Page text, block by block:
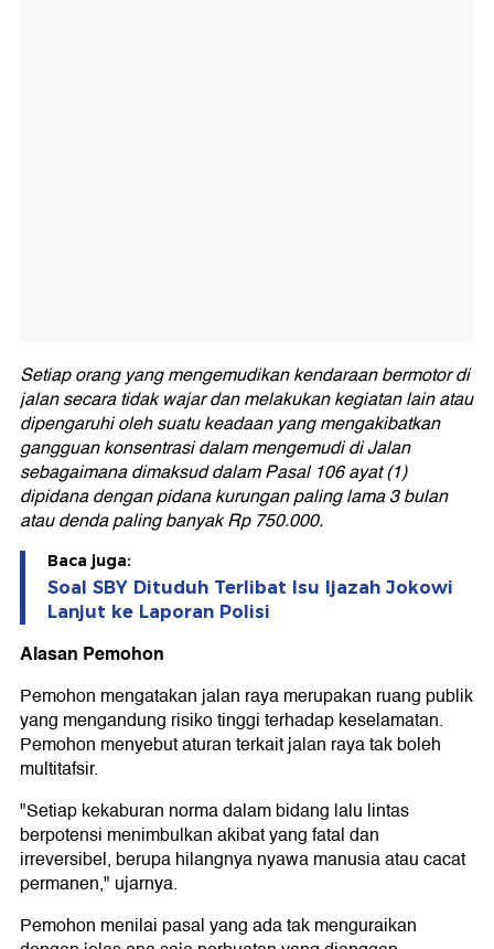
Setiap orang yang mengemudikan kendaraan bermotor di
jalan secara tidak wajar dan melakukan kegiatan lain atau
dipengaruhi oleh suatu keadaan yang mengakibatkan
gangguan konsentrasi dalam mengemudi di Jalan
sebagaimana dimaksud dalam Pasal 106 ayat (1)
dipidana dengan pidana kurungan paling lama 3 bulan
atau denda paling banyak Rp 750.000.
Baca juga:
Soal SBY Dituduh Terlibat Isu Ijazah Jokowi
Lanjut ke Laporan Polisi
Alasan Pemohon
Pemohon mengatakan jalan raya merupakan ruang publik
yang mengandung risiko tinggi terhadap keselamatan.
Pemohon menyebut aturan terkait jalan raya tak boleh
multitafsir.
"Setiap kekaburan norma dalam bidang lalu lintas
berpotensi menimbulkan akibat yang fatal dan
irreversibel, berupa hilangnya nyawa manusia atau cacat
permanen," ujarnya.
Pemohon menilai pasal yang ada tak menguraikan